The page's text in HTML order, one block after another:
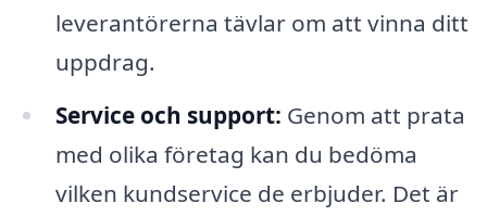
leverantörerna tävlar om att vinna ditt
uppdrag.
Service och support: Genom att prata
med olika företag kan du bedöma
vilken kundservice de erbjuder. Det är